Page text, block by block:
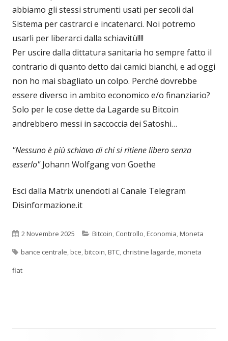
abbiamo gli stessi strumenti usati per secoli dal
Sistema per castrarci e incatenarci. Noi potremo
usarli per liberarci dalla schiavitù!!!!
Per uscire dalla dittatura sanitaria ho sempre fatto il
contrario di quanto detto dai camici bianchi, e ad oggi
non ho mai sbagliato un colpo. Perché dovrebbe
essere diverso in ambito economico e/o finanziario?
Solo per le cose dette da Lagarde su Bitcoin
andrebbero messi in saccoccia dei Satoshi…
"Nessuno è più schiavo di chi si ritiene libero senza
esserlo"Johann Wolfgang von Goethe
Esci dalla Matrix unendoti al Canale Telegram
Disinformazione.it
Pubblicato
2 Novembre 2025 Categorie
Bitcoin Controllo Economia Moneta
Tag
bance centrale bce bitcoin BTC christine lagarde moneta
fiat